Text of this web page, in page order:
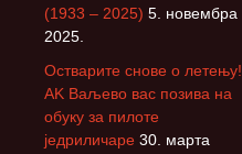
(1933 – 2025) 5. новембра
2025.
Остварите снове о летењу!
АK Ваљево вас позива на
обуку за пилоте
једриличаре 30. марта